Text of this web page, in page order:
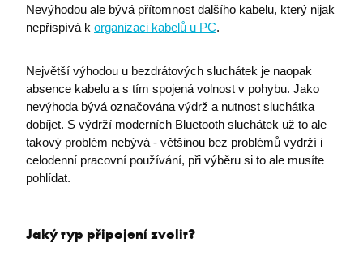
Nevýhodou ale bývá přítomnost dalšího kabelu, který nijak
nepřispívá k organizaci kabelů u PC.
Největší výhodou u bezdrátových sluchátek je naopak
absence kabelu a s tím spojená volnost v pohybu. Jako
nevýhoda bývá označována výdrž a nutnost sluchátka
dobíjet. S výdrží moderních Bluetooth sluchátek už to ale
takový problém nebývá - většinou bez problémů vydrží i
celodenní pracovní používání, při výběru si to ale musíte
pohlídat.
Jaký typ připojení zvolit?
I6IISCOOKIECONSENT0
eshop.premocz.eu
I6IISCOOKIECONSENT eshop.premocz.eu
welcomePopup eshop.premocz.eu